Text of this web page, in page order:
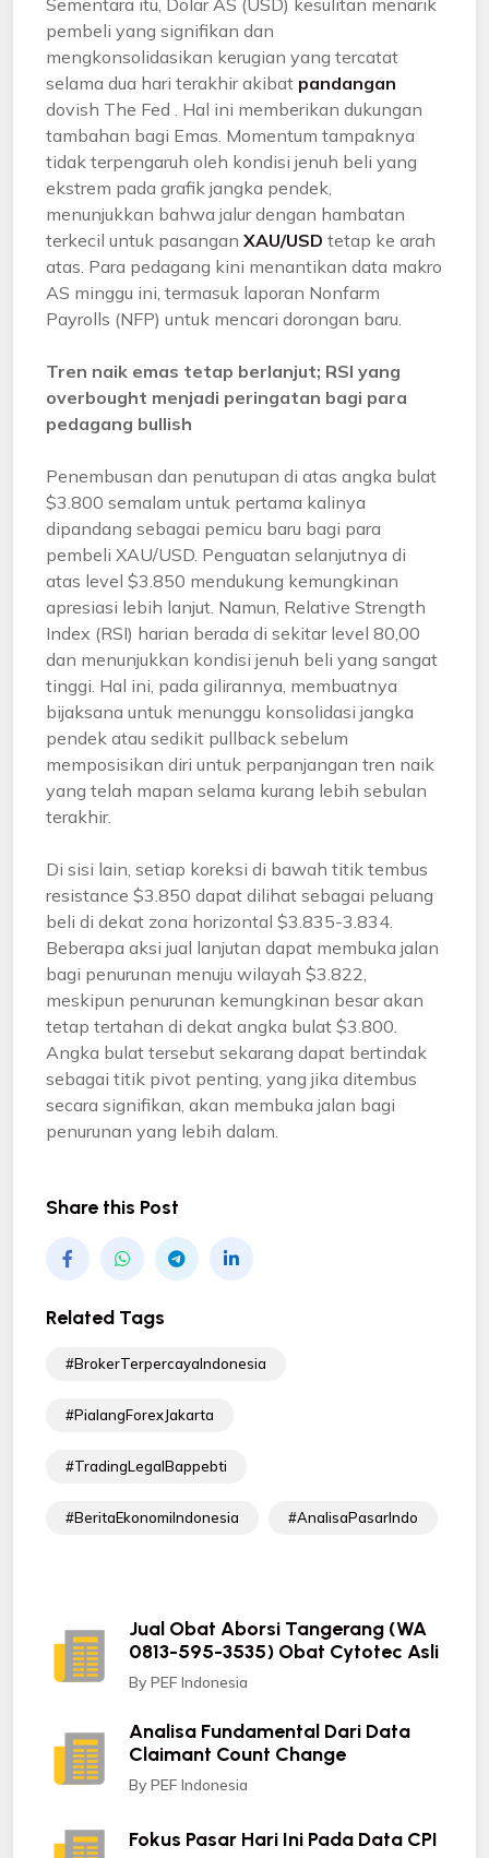
pembeli yang signifikan dan
mengkonsolidasikan kerugian yang tercatat
selama dua hari terakhir akibat pandangan
dovish The Fed . Hal ini memberikan dukungan
tambahan bagi Emas. Momentum tampaknya
tidak terpengaruh oleh kondisi jenuh beli yang
ekstrem pada grafik jangka pendek,
menunjukkan bahwa jalur dengan hambatan
terkecil untuk pasangan XAU/USD tetap ke arah
atas. Para pedagang kini menantikan data makro
AS minggu ini, termasuk laporan Nonfarm
Payrolls (NFP) untuk mencari dorongan baru.
Tren naik emas tetap berlanjut; RSI yang
overbought menjadi peringatan bagi para
pedagang bullish
Penembusan dan penutupan di atas angka bulat
$3.800 semalam untuk pertama kalinya
dipandang sebagai pemicu baru bagi para
pembeli XAU/USD. Penguatan selanjutnya di
atas level $3.850 mendukung kemungkinan
apresiasi lebih lanjut. Namun, Relative Strength
Index (RSI) harian berada di sekitar level 80,00
dan menunjukkan kondisi jenuh beli yang sangat
tinggi. Hal ini, pada gilirannya, membuatnya
bijaksana untuk menunggu konsolidasi jangka
pendek atau sedikit pullback sebelum
memposisikan diri untuk perpanjangan tren naik
yang telah mapan selama kurang lebih sebulan
terakhir.
Di sisi lain, setiap koreksi di bawah titik tembus
resistance $3.850 dapat dilihat sebagai peluang
beli di dekat zona horizontal $3.835-3.834.
Beberapa aksi jual lanjutan dapat membuka jalan
bagi penurunan menuju wilayah $3.822,
meskipun penurunan kemungkinan besar akan
tetap tertahan di dekat angka bulat $3.800.
Angka bulat tersebut sekarang dapat bertindak
sebagai titik pivot penting, yang jika ditembus
secara signifikan, akan membuka jalan bagi
penurunan yang lebih dalam.
Share this Post
Related Tags
#BrokerTerpercayaIndonesia
#PialangForexJakarta
#TradingLegalBappebti
#BeritaEkonomiIndonesia #AnalisaPasarIndo
Jual Obat Aborsi Tangerang (WA
0813-595-3535) Obat Cytotec Asli
By PEF Indonesia
Analisa Fundamental Dari Data
Claimant Count Change
By PEF Indonesia
Fokus Pasar Hari Ini Pada Data CPI